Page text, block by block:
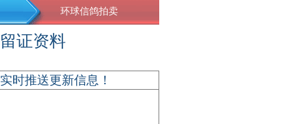
环球信鸽拍卖
证资料
时推送更新信息！